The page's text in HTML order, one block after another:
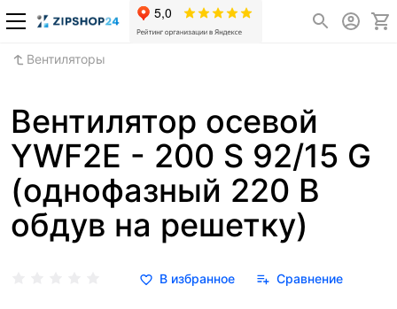
Вентиляторы
Вентилятор осевой
YWF2E - 200 S 92/15 G
(однофазный 220 В
обдув на решетку)
В избранное Сравнение